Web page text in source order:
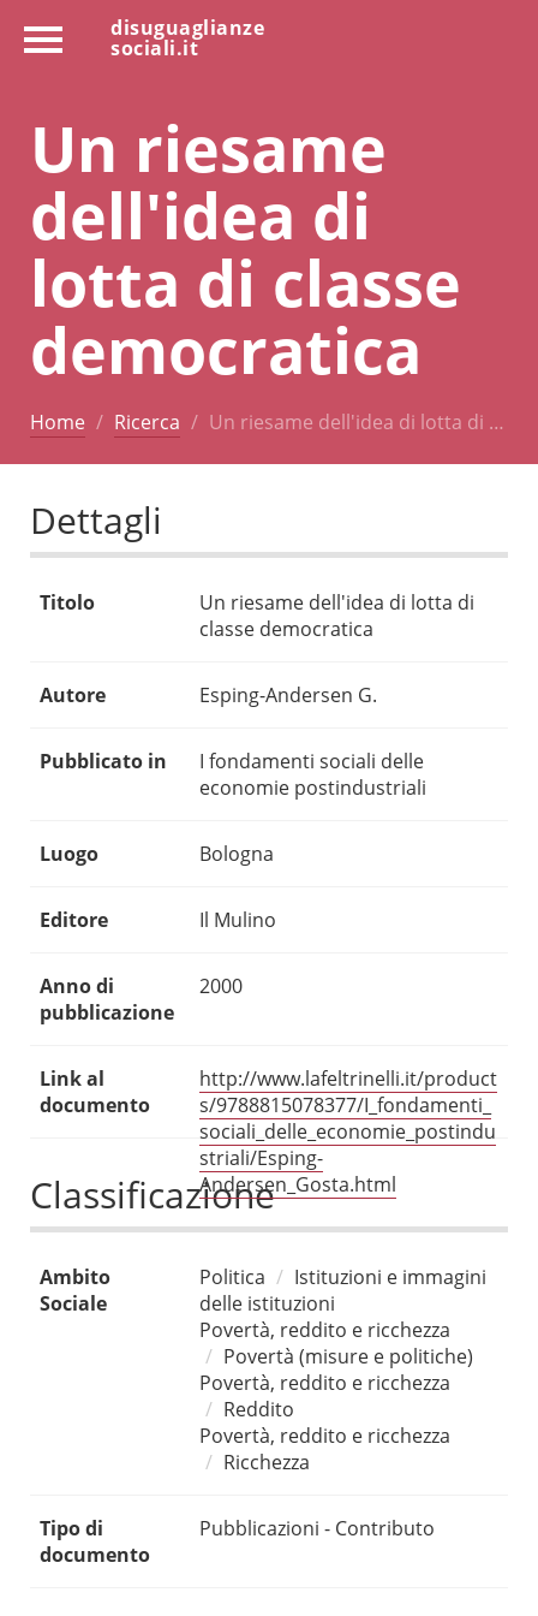
disuguaglianze
sociali.it
Un riesame
dell'idea di
lotta di classe
democratica
Home Ricerca Un riesame dell'idea di lotta di …
Dettagli
Titolo
Un riesame dell'idea di lotta di
classe democratica
Autore Esping-Andersen G.
Pubblicato in
I fondamenti sociali delle
economie postindustriali
Luogo Bologna
Editore Il Mulino
Anno di
pubblicazione
2000
Link al
documento
http://www.lafeltrinelli.it/product
s/9788815078377/I_fondamenti_
sociali_delle_economie_postindu
striali/Esping-
Andersen_Gosta.html
Classificazione
Ambito
Sociale
Politica
Istituzioni e immagini
delle istituzioni
Povertà, reddito e ricchezza
Povertà (misure e politiche)
Povertà, reddito e ricchezza
Reddito
Povertà, reddito e ricchezza
Ricchezza
Tipo di
documento
Pubblicazioni - Contributo